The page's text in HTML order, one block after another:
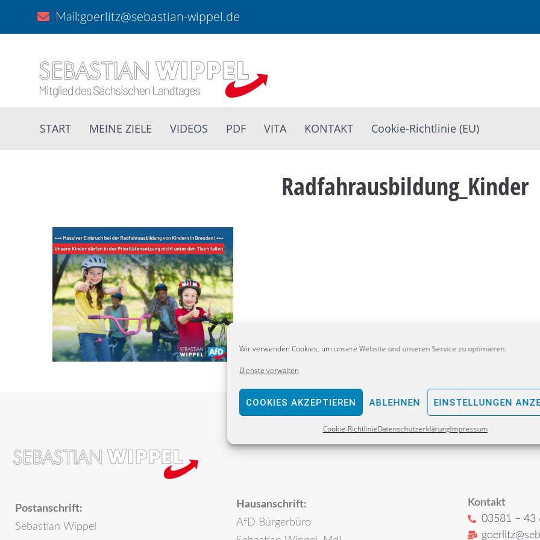
Wir verwenden Cookies, um unsere Website und unseren Service zu optimieren.
Dienste verwalten
COOKIES AKZEPTIEREN ABLEHNEN EINSTELLUNGEN
Cookie-RichtlinieDatenschutzerklärungImpressum
Mail:goerlitz@sebastian-wippel.de
START MEINE ZIELE VIDEOS PDF VITA KONTAKT Cookie-Richtlinie (EU)
Radfahrausbildung_Kinder
Postanschrift:
Sebastian Wippel
Hausanschrift:
AfD Bürgerbüro
Kontakt
03581 – 43